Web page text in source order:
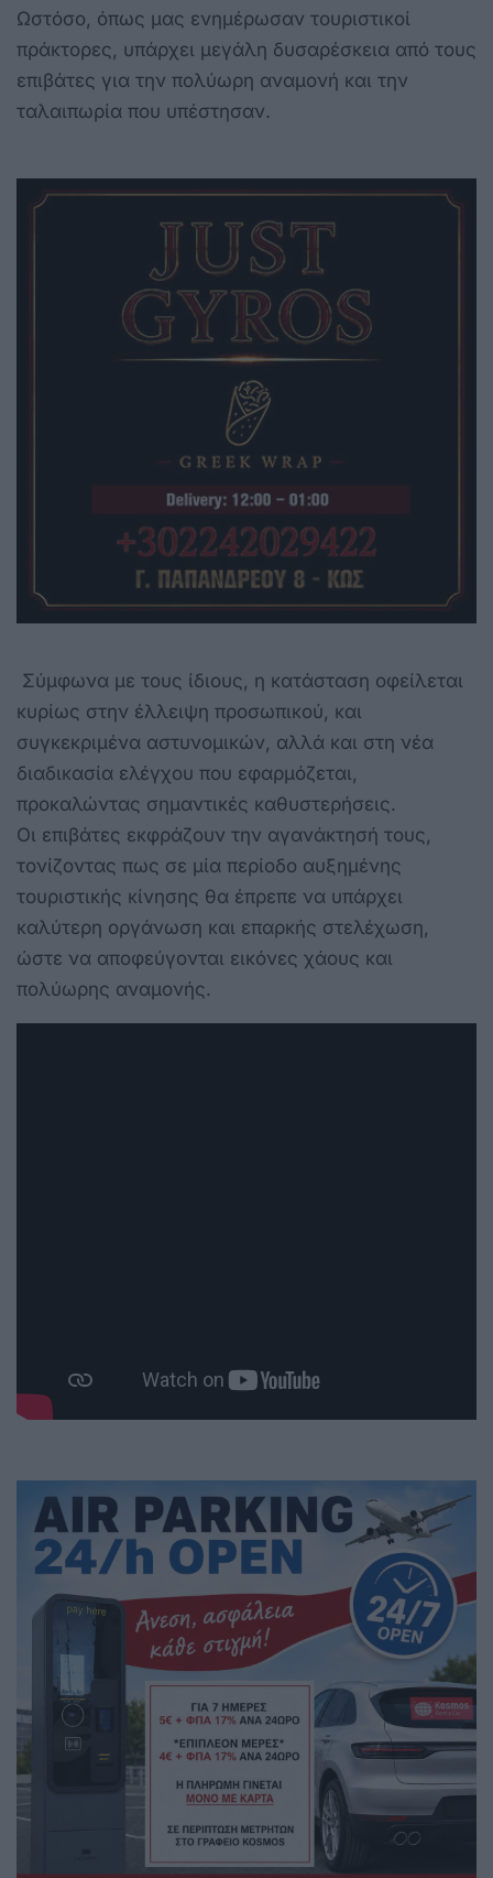
Ωστόσο, όπως μας ενημέρωσαν τουριστικοί
πράκτορες, υπάρχει μεγάλη δυσαρέσκεια από τους
επιβάτες για την πολύωρη αναμονή και την
ταλαιπωρία που υπέστησαν.
Σύμφωνα με τους ίδιους, η κατάσταση οφείλεται
κυρίως στην έλλειψη προσωπικού, και
συγκεκριμένα αστυνομικών, αλλά και στη νέα
διαδικασία ελέγχου που εφαρμόζεται,
προκαλώντας σημαντικές καθυστερήσεις.
Οι επιβάτες εκφράζουν την αγανάκτησή τους,
τονίζοντας πως σε μία περίοδο αυξημένης
τουριστικής κίνησης θα έπρεπε να υπάρχει
καλύτερη οργάνωση και επαρκής στελέχωση,
ώστε να αποφεύγονται εικόνες χάους και
πολύωρης αναμονής.